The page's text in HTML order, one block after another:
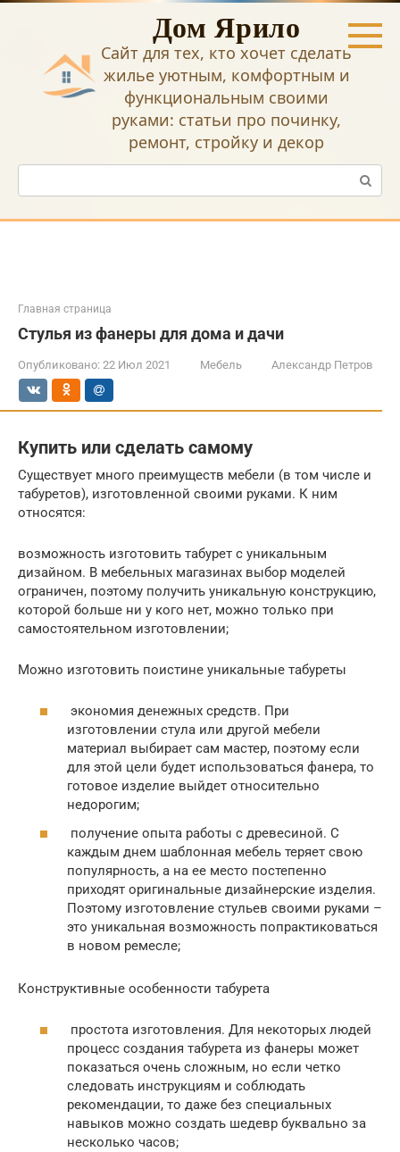
Перейти
Дом Ярило
Сайт для тех, кто хочет сделать
жилье уютным, комфортным и
функциональным своими
руками: статьи про починку,
ремонт, стройку и декор
Поиск:
Главная страница
Стулья из фанеры для дома и дачи
Опубликовано: 22 Июл 2021 Мебель Александр Петров
Купить или сделать самому
Существует много преимуществ мебели (в том числе и
табуретов), изготовленной своими руками. К ним
относятся:
возможность изготовить табурет с уникальным
дизайном. В мебельных магазинах выбор моделей
ограничен, поэтому получить уникальную конструкцию,
которой больше ни у кого нет, можно только при
самостоятельном изготовлении;
Можно изготовить поистине уникальные табуреты
экономия денежных средств. При
изготовлении стула или другой мебели
материал выбирает сам мастер, поэтому если
для этой цели будет использоваться фанера, то
готовое изделие выйдет относительно
недорогим;
получение опыта работы с древесиной. С
каждым днем шаблонная мебель теряет свою
популярность, а на ее место постепенно
приходят оригинальные дизайнерские изделия.
Поэтому изготовление стульев своими руками –
это уникальная возможность попрактиковаться
в новом ремесле;
Конструктивные особенности табурета
простота изготовления. Для некоторых людей
процесс создания табурета из фанеры может
показаться очень сложным, но если четко
следовать инструкциям и соблюдать
рекомендации, то даже без специальных
навыков можно создать шедевр буквально за
несколько часов;